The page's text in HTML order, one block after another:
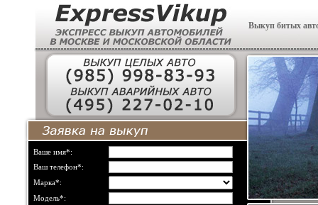
Выкуп битых
Ваше имя*:
Ваш телефон*:
Марка*:
Модель*: